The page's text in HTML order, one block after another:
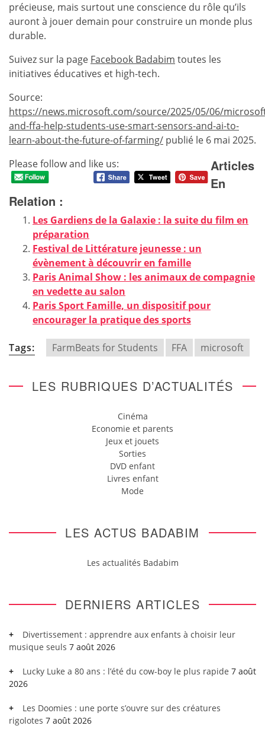
précieuse, mais surtout une conscience du rôle qu’ils
auront à jouer demain pour construire un monde plus
durable.
Suivez sur la page Facebook Badabim toutes les
initiatives éducatives et high-tech.
Source:
https://news.microsoft.com/source/2025/05/06/
and-ffa-help-students-use-smart-sensors-and-ai-to-
learn-about-the-future-of-farming/ publié le 6 mai 2025.
Please follow and like us:
Articles
En
Relation :
Les Gardiens de la Galaxie : la suite du film en
préparation
Festival de Littérature jeunesse : un
évènement à découvrir en famille
Paris Animal Show : les animaux de compagnie
en vedette au salon
Paris Sport Famille, un dispositif pour
encourager la pratique des sports
Tags: FarmBeats for Students FFA microsoft
LES RUBRIQUES D’ACTUALITÉS
Cinéma
Economie et parents
Jeux et jouets
Sorties
DVD enfant
Livres enfant
Mode
LES ACTUS BADABIM
Les actualités Badabim
DERNIERS ARTICLES
Divertissement : apprendre aux enfants à choisir leur
musique seuls 7 août 2026
Lucky Luke a 80 ans : l’été du cow-boy le plus rapide 7 août
2026
Les Doomies : une porte s’ouvre sur des créatures
rigolotes 7 août 2026